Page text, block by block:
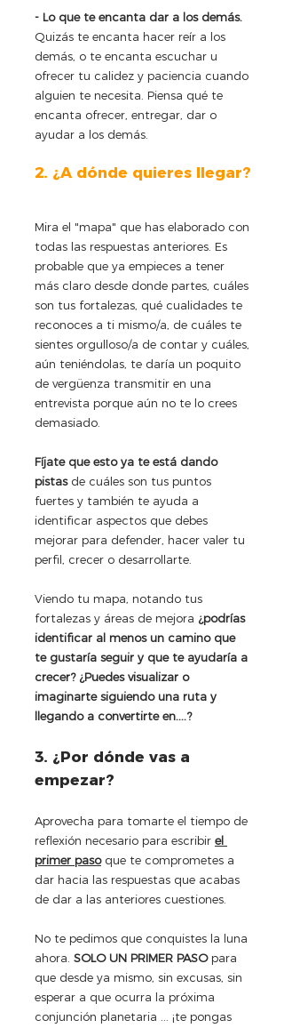
- Lo que te encanta dar a los demás.
Quizás te encanta hacer reír a los
demás, o te encanta escuchar u
ofrecer tu calidez y paciencia cuando
alguien te necesita. Piensa qué te
encanta ofrecer, entregar, dar o
ayudar a los demás.
2. ¿A dónde quieres llegar?
Mira el "mapa" que has elaborado con
todas las respuestas anteriores. Es
probable que ya empieces a tener
más claro desde donde partes, cuáles
son tus fortalezas, qué cualidades te
reconoces a ti mismo/a, de cuáles te
sientes orgulloso/a de contar y cuáles,
aún teniéndolas, te daría un poquito
de vergüenza transmitir en una
entrevista porque aún no te lo crees
demasiado.
Fíjate que esto ya te está dando
pistas de cuáles son tus puntos
fuertes y también te ayuda a
identificar aspectos que debes
mejorar para defender, hacer valer tu
perfil, crecer o desarrollarte.
Viendo tu mapa, notando tus
fortalezas y áreas de mejora ¿podrías
identificar al menos un camino que
te gustaría seguir y que te ayudaría a
crecer? ¿Puedes visualizar o
imaginarte siguiendo una ruta y
llegando a convertirte en....?
3. ¿Por dónde vas a
empezar?
Aprovecha para tomarte el tiempo de
reflexión necesario para escribir el
primer paso que te comprometes a
dar hacia las respuestas que acabas
de dar a las anteriores cuestiones.
No te pedimos que conquistes la luna
ahora. SOLO UN PRIMER PASO para
que desde ya mismo, sin excusas, sin
esperar a que ocurra la próxima
conjunción planetaria ... ¡te pongas